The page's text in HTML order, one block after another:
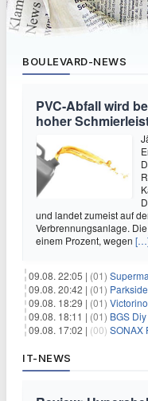
BOULEVARD-NEWS
PVC-Abfall wird
hoher
und landet zumeist auf
Verbrennungsanlage.
einem Prozent, wegen
09.08. 22:05 | (01)
09.08. 20:42 | (01) Parkside
09.08. 18:29 | (01) Victorinox
09.08. 18:11 | (01) BGS Diy
09.08. 17:02 | (00) SONAX
IT-NEWS